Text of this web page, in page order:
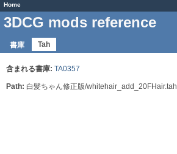
Home
3DCG mods reference
書庫 Tah
含まれる書庫: TA0357
Path: 白髪ちゃん修正版/whitehair_add_20FHair.tah